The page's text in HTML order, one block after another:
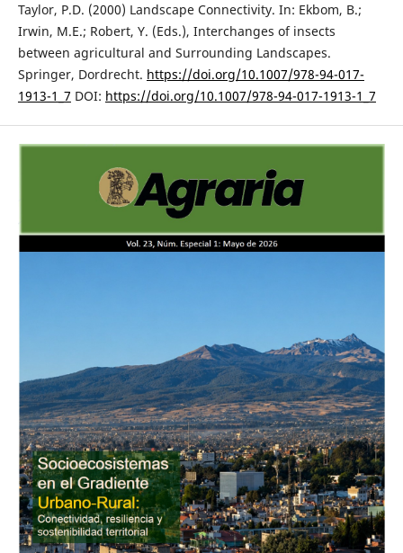
Taylor, P.D. (2000) Landscape Connectivity. In: Ekbom, B.;
Irwin, M.E.; Robert, Y. (Eds.), Interchanges of insects
between agricultural and Surrounding Landscapes.
Springer, Dordrecht. https://doi.org/10.1007/978-94-017-
1913-1_7 DOI: https://doi.org/10.1007/978-94-017-1913-1_7